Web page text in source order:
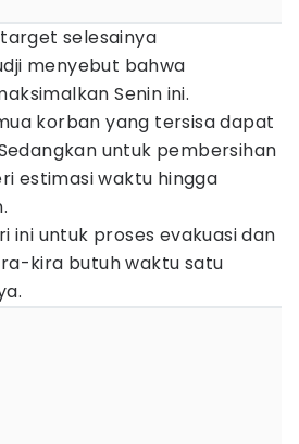
selesainya
menyebut bahwa
Senin ini.
korban yang tersisa dapat
untuk pembersihan
estimasi waktu hingga
ini untuk proses evakuasi dan
kira butuh waktu satu